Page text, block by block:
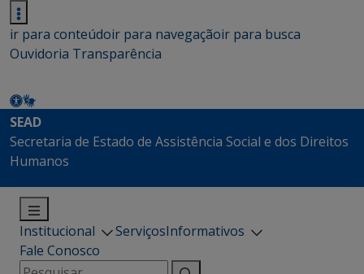
ir para conteúdoir para navegaçãoir para busca
Ouvidoria Transparência
SEAD
Secretaria de Estado de Assistência Social e dos Direitos
Humanos
Institucional ServiçosInformativos
Fale Conosco
Pesquisar